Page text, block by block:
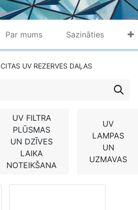
Par mums Sazināties
CITAS UV REZERVES DAĻAS
UV FILTRA
PLŪSMAS
UN DZĪVES
LAIKA
NOTEIKŠANA
UV
LAMPAS
UN
UZMAVAS